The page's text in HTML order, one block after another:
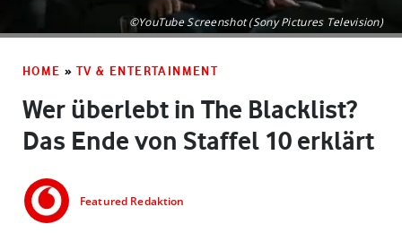
©YouTube Screenshot (Sony Pictures Television)
HOME » TV & ENTERTAINMENT
Wer überlebt in The Blacklist?
Das Ende von Staffel 10 erklärt
Featured Redaktion